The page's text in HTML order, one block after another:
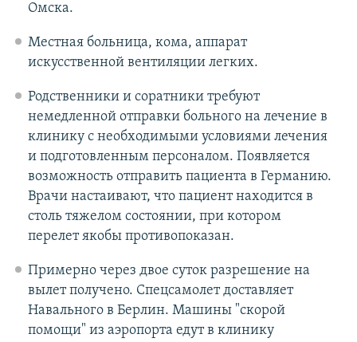
Омска.
Местная больница, кома, аппарат
искусственной вентиляции легких.
Родственники и соратники требуют
немедленной отправки больного на лечение в
клинику с необходимыми условиями лечения
и подготовленным персоналом. Появляется
возможность отправить пациента в Германию.
Врачи настаивают, что пациент находится в
столь тяжелом состоянии, при котором
перелет якобы противопоказан.
Примерно через двое суток разрешение на
вылет получено. Спецсамолет доставляет
Навального в Берлин. Машины "скорой
помощи" из аэропорта едут в клинику